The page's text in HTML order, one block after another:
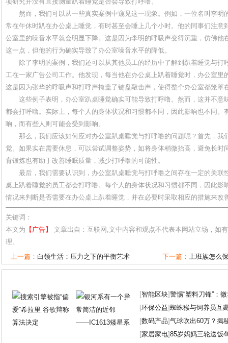
然而，我们可以从一些真实案例中窥见这一现象。例如，一位名叫李明
常在午休时趴在办公桌上睡觉，有时甚至会睡上几个小时。他的同事们注意
公室里的噪音水平就会明显下降。这是因为李明的呼吸声变得沉重，仿佛他
这一点，但他的行为确实导致了办公室噪音水平的降低。
除了李明的案例，我们还可以从其他员工的经历中了解到趴着睡觉与打
工在一家广告公司工作。他发现，每当他在办公桌上趴着睡觉时，办公室里
这是因为张华的呼吸声和打呼声掩盖了键盘敲击声，使得整个办公室都笼罩
这些例子表明，办公室趴桌睡觉确实可能导致打呼噜。然而，这并不意
都会打呼噜。实际上，每个人的身体状况和习惯都不同，因此影响也不同。
响，而有些人则可能会受到影响。
那么，我们应该如何应对办公室趴桌睡觉与打呼噜的问题呢？首先，我
觉。如果实在需要休息，可以尝试调整姿势，如将身体稍微抬高，避免长时
育锻炼也有助于改善睡眠质量，减少打呼噜的可能性。
最后，我们需要认识到，办公室趴桌睡觉与打呼噜之间存在一定的关联
桌上趴着睡觉的员工都会打呼噜。每个人的身体状况和习惯都不同，因此影
情况来判断是否需要在办公桌上趴着睡觉，并在必要时采取相应的措施来改
关键词：
本文为 【广告】
文章出自：互联网,文中内容和观点不代表本网站立场，如
理。
上一篇： 白领生活：压力之下的平衡艺术 下一篇： 上班族怎么
[智能区块]警惕“塑料刀锋”：
[环保公益]蜘蛛猴与饲养员互
[数码产品]气球吹出60万？揭
[家居家电]85岁妈妈三轮送饭